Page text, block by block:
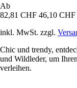
Ab
82,81 CHF 46,10 CHF
inkl. MwSt. zzgl.
Chic und trendy,
und Wildleder, um
verleihen.